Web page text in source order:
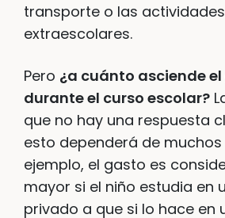
transporte o las actividades
extraescolares.
Pero ¿a cuánto asciende
durante el curso escolar?
que no hay una respuesta
esto dependerá de
ejemplo, el gasto es
mayor si el niño estudia en
privado a que si lo hace en